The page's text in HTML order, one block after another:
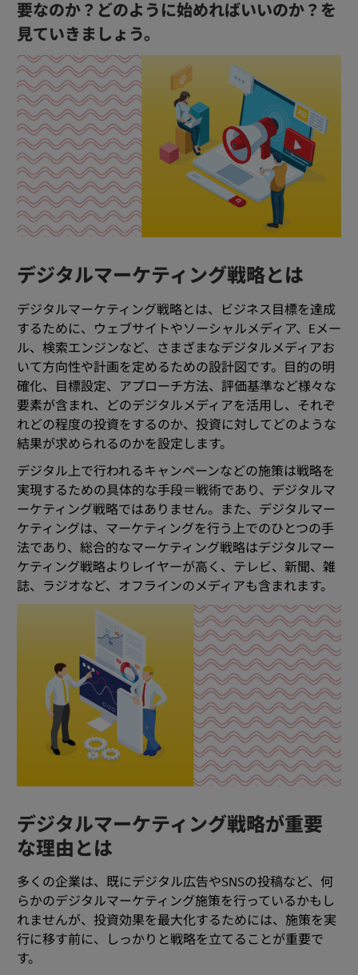
要なのか？どのように始めればいいのか？を
見ていきましょう。
デジタルマーケティング戦略とは
デジタルマーケティング戦略とは、ビジネス目標を達成
するために、ウェブサイトやソーシャルメディア、Eメー
ル、検索エンジンなど、さまざまなデジタルメディアお
いて方向性や計画を定めるための設計図です。目的の明
確化、目標設定、アプローチ方法、評価基準など様々な
要素が含まれ、どのデジタルメディアを活用し、それぞ
れどの程度の投資をするのか、投資に対してどのような
結果が求められるのかを設定します。
デジタル上で行われるキャンペーンなどの施策は戦略を
実現するための具体的な手段＝戦術であり、デジタルマ
ーケティング戦略ではありません。また、デジタルマー
ケティングは、マーケティングを行う上でのひとつの手
法であり、総合的なマーケティング戦略はデジタルマー
ケティング戦略よりレイヤーが高く、テレビ、新聞、雑
誌、ラジオなど、オフラインのメディアも含まれます。
デジタルマーケティング戦略が重要
な理由とは
多くの企業は、既にデジタル広告やSNSの投稿など、何
らかのデジタルマーケティング施策を行っているかもし
れませんが、投資効果を最大化するためには、施策を実
行に移す前に、しっかりと戦略を立てることが重要で
す。